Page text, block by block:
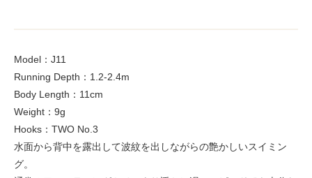
Model：J11
Running Depth：1.2-2.4m
Body Length：11cm
Weight：9g
Hooks：TWO No.3
水面から背中を露出して波紋を出しながらの艶かしいスイミン
グ。